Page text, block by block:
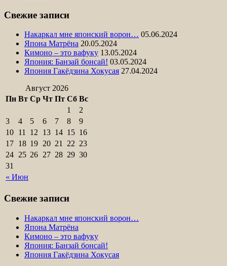
Свежие записи
Накаркал мне японский ворон… 05.06.2024
Япона Матрёна 20.05.2024
Кимоно – это вафуку 13.05.2024
Япония: Банзай бонсай! 03.05.2024
Япония Гакёдзина Хокусая 27.04.2024
Август 2026
Пн Вт Ср Чт Пт Сб Вс
« Июн
1
2
3
4 5 6 7 8
9
10 11 12 13 14 15 16
17 18 19 20 21 22 23
24 25 26 27 28 29 30
31
Свежие записи
Накаркал мне японский ворон…
Япона Матрёна
Кимоно – это вафуку
Япония: Банзай бонсай!
Япония Гакёдзина Хокусая